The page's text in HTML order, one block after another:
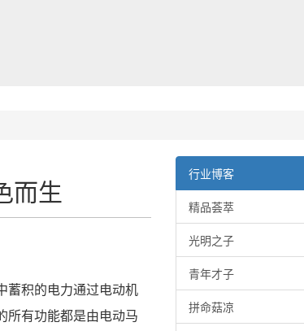
而生
蓄积的电力通过电动机
所有功能都是由电动马
行业博客
精品荟萃
光明之子
青年才子
拼命菇凉